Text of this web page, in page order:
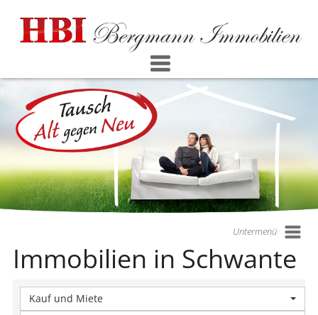
Untermenü
Immobilien in Schwante
Kauf und Miete